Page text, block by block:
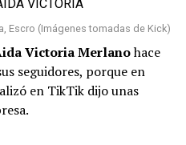
, “Sí me parece muy bien que
ahí él se da cuenta si
#karinagarciaoficiall ♬
eso súmele que
y digan ‘no
un punto en
están a flor
pues
Escro (Imágenes tomadas de Kick)
Victoria Merlanohace
seguidores, porque en
en TikTik dijo unas